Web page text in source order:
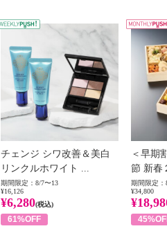
WEEKLY PUSH
チェンジ シワ改善＆美白
リンクルホワイト ...
期間限定：8/7〜13
¥16,126
¥6,280(税込)
61%OFF
＜早期
節 新春
期間限定：
¥34,800